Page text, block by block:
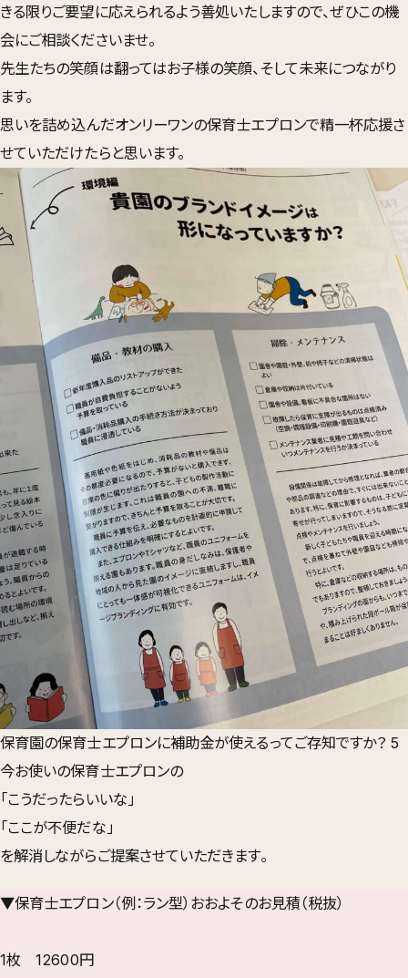
きる限りご要望に応えられるよう善処いたしますので、ぜひこの機
会にご相談くださいませ。
先生たちの笑顔は翻ってはお子様の笑顔、そして未来につながり
ます。
思いを詰め込んだオンリーワンの保育士エプロンで精一杯応援さ
せていただけたらと思います。
保育園の保育士エプロンに補助金が使えるってご存知ですか？ 5
今お使いの保育士エプロンの
「こうだったらいいな」
「ここが不便だな」
を解消しながらご提案させていただきます。
▼保育士エプロン（例：ラン型）おおよそのお見積（税抜）
1枚 12600円